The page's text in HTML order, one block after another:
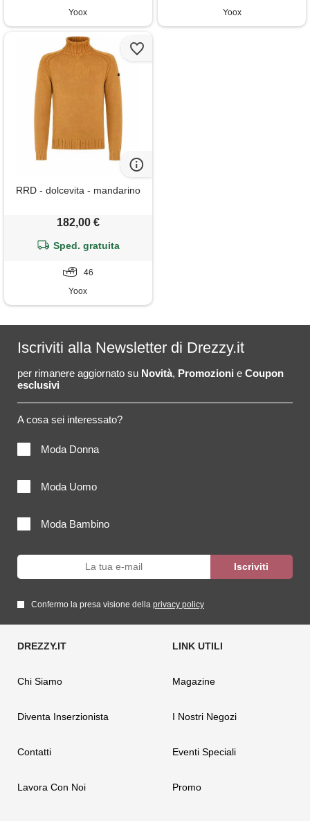
Yoox
Yoox
RRD - dolcevita - mandarino
182,00 €
Sped. gratuita
46
Yoox
Iscriviti alla Newsletter di Drezzy.it
per rimanere aggiornato su Novità, Promozioni e Coupon
esclusivi
A cosa sei interessato?
Moda Donna
Moda Uomo
Moda Bambino
Confermo la presa visione della privacy policy
Chi Siamo
Diventa Inserzionista
Contatti
Lavora Con Noi
Magazine
I Nostri Negozi
Eventi Speciali
Promo